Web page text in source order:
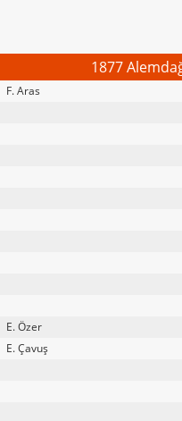
1877
F. Aras
E. Özer
E. Çavuş